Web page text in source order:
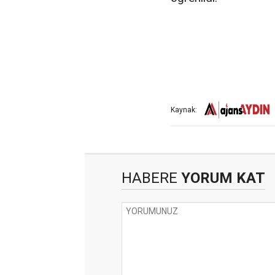
Kaynak:
HABERE YORUM KAT